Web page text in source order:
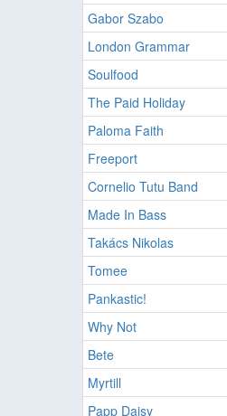
Gabor Szabo
London Grammar
Soulfood
The Paid Holiday
Paloma Faith
Freeport
Cornelio Tutu Band
Made In Bass
Takács Nikolas
Tomee
Pankastic!
Why Not
Bete
Myrtill
Papp Daisy